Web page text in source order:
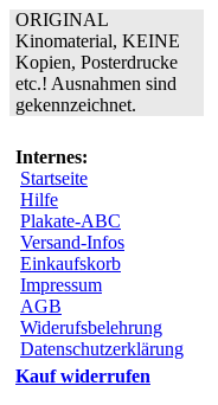
ORIGINAL
Kinomaterial, KEINE
Kopien, Posterdrucke
etc.! Ausnahmen sind
gekennzeichnet.
Internes:
Startseite
Hilfe
Plakate-ABC
Versand-Infos
Einkaufskorb
Impressum
AGB
Widerufsbelehrung
Datenschutzerklärung
Kauf widerrufen